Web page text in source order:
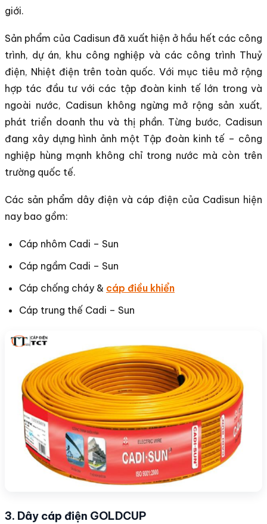
giới.
Sản phẩm của Cadisun đã xuất hiện ở hầu hết các công
trình, dự án, khu công nghiệp và các công trình Thuỷ
điện, Nhiệt điện trên toàn quốc. Với mục tiêu mở rộng
hợp tác đầu tư với các tập đoàn kinh tế lớn trong và
ngoài nước, Cadisun không ngừng mở rộng sản xuất,
phát triển doanh thu và thị phần. Từng bước, Cadisun
đang xây dựng hình ảnh một Tập đoàn kinh tế – công
nghiệp hùng mạnh không chỉ trong nước mà còn trên
trường quốc tế.
Các sản phẩm dây điện và cáp điện của Cadisun hiện
nay bao gồm:
Cáp nhôm Cadi – Sun
Cáp ngầm Cadi – Sun
Cáp chống cháy & cáp điều khiển
Cáp trung thế Cadi – Sun
3. Dây cáp điện GOLDCUP